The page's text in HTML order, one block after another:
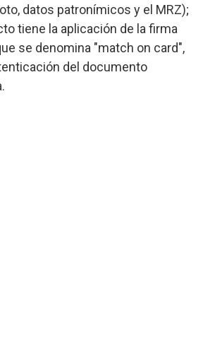
datos patronímicos y el MRZ);
tiene la aplicación de la firma
se denomina "match on card",
del documento